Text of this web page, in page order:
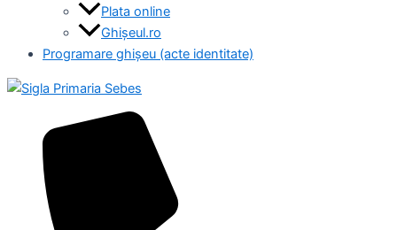
Plata online
Ghișeul.ro
Programare ghișeu (acte identitate)